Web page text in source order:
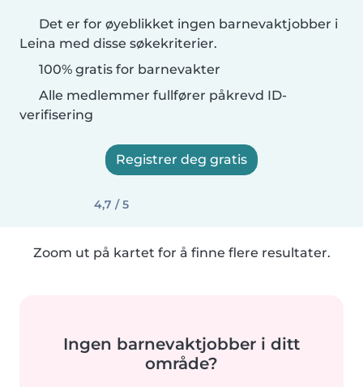
Det er for øyeblikket ingen barnevaktjobber i
Leina med disse søkekriterier.
100% gratis for barnevakter
Alle medlemmer fullfører påkrevd ID-
verifisering
Registrer deg gratis
4,7 / 5
Zoom ut på kartet for å finne flere resultater.
Ingen barnevaktjobber i ditt
område?